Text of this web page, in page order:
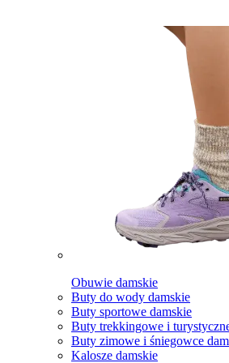
Obuwie damskie
Buty do wody damskie
Buty sportowe damskie
Buty trekkingowe i
Buty zimowe i śniegowce
Kalosze damskie